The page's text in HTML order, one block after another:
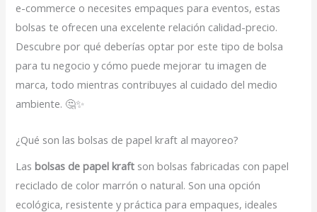
e-commerce o necesites empaques para eventos, estas
bolsas te ofrecen una excelente relación calidad-precio.
Descubre por qué deberías optar por este tipo de bolsa
para tu negocio y cómo puede mejorar tu imagen de
marca, todo mientras contribuyes al cuidado del medio
ambiente. 🤔✨
¿Qué son las bolsas de papel kraft al mayoreo?
Lasbolsas de papel kraft son bolsas fabricadas con papel
reciclado de color marrón o natural. Son una opción
ecológica, resistente y práctica para empaques, ideales